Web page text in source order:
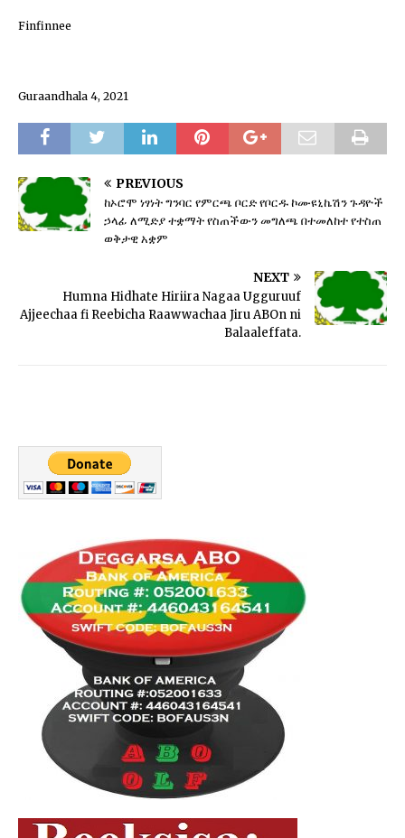
Finfinnee
Guraandhala 4, 2021
PREVIOUS
ከኦሮሞ ነፃነት ግንባር የምርጫ ቦርድ የቦርዱ ኮሙዩኒኬሽን ጉዳዮች
ኃላፊ ለሚድያ ተቋማት የስጠችውን መግለጫ በተመለከተ የተስጠ
ወቅታዊ አቋም
NEXT
Humna Hidhate Hiriira Nagaa Ugguruuf
Ajjeechaa fi Reebicha Raawwachaa Jiru ABOn ni
Balaaleffata.